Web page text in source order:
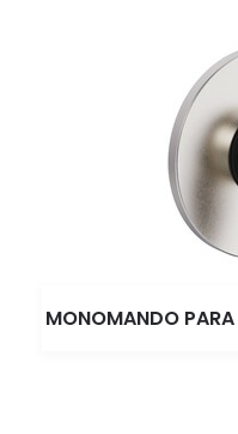
MONOMANDO